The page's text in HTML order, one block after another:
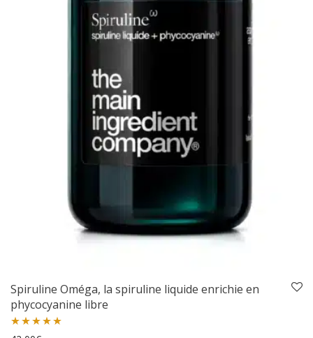
Spiruline Oméga, la spiruline liquide enrichie en
phycocyanine libre